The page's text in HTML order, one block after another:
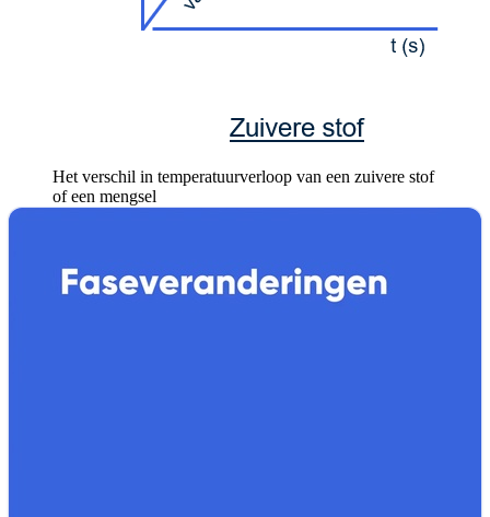
Het verschil in temperatuurverloop van een zuivere stof
of een mengsel